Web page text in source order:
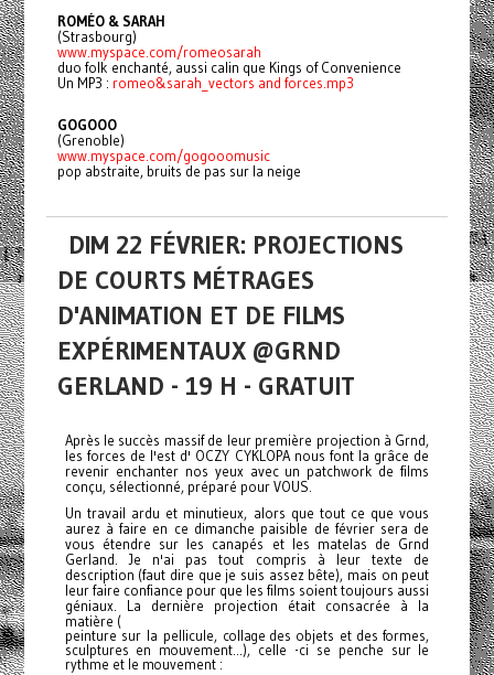
ROMÉO & SARAH
(Strasbourg)
www.myspace.com/romeosarah
duo folk enchanté, aussi calin que Kings of Convenience
Un MP3 : romeo&sarah_vectors and forces.mp3
GOGOOO
(Grenoble)
www.myspace.com/gogooomusic
pop abstraite, bruits de pas sur la neige
DIM 22 FÉVRIER: PROJECTIONS
DE COURTS MÉTRAGES
D'ANIMATION ET DE FILMS
EXPÉRIMENTAUX @GRND
GERLAND - 19 H - GRATUIT
Après le succès massif de leur première projection à Grnd,
les forces de l'est d' OCZY CYKLOPA nous font la grâce de
revenir enchanter nos yeux avec un patchwork de films
conçu, sélectionné, préparé pour VOUS.
Un travail ardu et minutieux, alors que tout ce que vous
aurez à faire en ce dimanche paisible de février sera de
vous étendre sur les canapés et les matelas de Grnd
Gerland. Je n'ai pas tout compris à leur texte de
description (faut dire que je suis assez bête), mais on peut
leur faire confiance pour que les films soient toujours aussi
géniaux. La dernière projection était consacrée à la
matière (
peinture sur la pellicule, collage des objets et des formes,
sculptures en mouvement...), celle -ci se penche sur le
rythme et le mouvement :